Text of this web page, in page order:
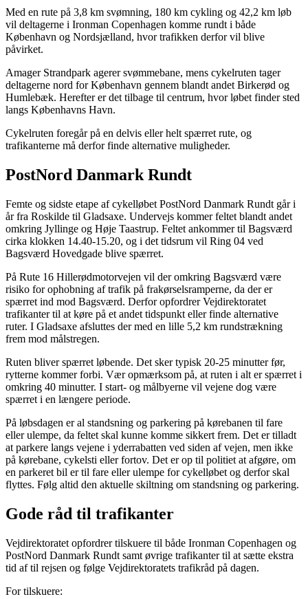
Med en rute på 3,8 km svømning, 180 km cykling og 42,2 km løb
vil deltagerne i Ironman Copenhagen komme rundt i både
København og Nordsjælland, hvor trafikken derfor vil blive
påvirket.
Amager Strandpark agerer svømmebane, mens cykelruten tager
deltagerne nord for København gennem blandt andet Birkerød og
Humlebæk. Herefter er det tilbage til centrum, hvor løbet finder sted
langs Københavns Havn.
Cykelruten foregår på en delvis eller helt spærret rute, og
trafikanterne må derfor finde alternative muligheder.
PostNord Danmark Rundt
Femte og sidste etape af cykelløbet PostNord Danmark Rundt går i
år fra Roskilde til Gladsaxe. Undervejs kommer feltet blandt andet
omkring Jyllinge og Høje Taastrup. Feltet ankommer til Bagsværd
cirka klokken 14.40-15.20, og i det tidsrum vil Ring 04 ved
Bagsværd Hovedgade blive spærret.
På Rute 16 Hillerødmotorvejen vil der omkring Bagsværd være
risiko for ophobning af trafik på frakørselsramperne, da der er
spærret ind mod Bagsværd. Derfor opfordrer Vejdirektoratet
trafikanter til at køre på et andet tidspunkt eller finde alternative
ruter. I Gladsaxe afsluttes der med en lille 5,2 km rundstrækning
frem mod målstregen.
Ruten bliver spærret løbende. Det sker typisk 20-25 minutter før,
rytterne kommer forbi. Vær opmærksom på, at ruten i alt er spærret i
omkring 40 minutter. I start- og målbyerne vil vejene dog være
spærret i en længere periode.
På løbsdagen er al standsning og parkering på kørebanen til fare
eller ulempe, da feltet skal kunne komme sikkert frem. Det er tilladt
at parkere langs vejene i yderrabatten ved siden af vejen, men ikke
på kørebane, cykelsti eller fortov. Det er op til politiet at afgøre, om
en parkeret bil er til fare eller ulempe for cykelløbet og derfor skal
flyttes. Følg altid den aktuelle skiltning om standsning og parkering.
Gode råd til trafikanter
Vejdirektoratet opfordrer tilskuere til både Ironman Copenhagen og
PostNord Danmark Rundt samt øvrige trafikanter til at sætte ekstra
tid af til rejsen og følge Vejdirektoratets trafikråd på dagen.
For tilskuere: